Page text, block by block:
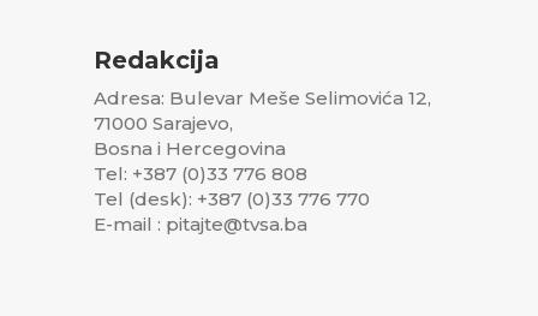
Redakcija
Adresa: Bulevar Meše Selimovića 12,
71000 Sarajevo,
Bosna i Hercegovina
Tel: +387 (0)33 776 808
Tel (desk): +387 (0)33 776 770
E-mail : pitajte@tvsa.ba